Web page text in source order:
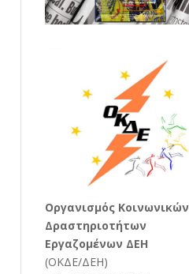
Oργανισμός Κοινωνικών
Δραστηριοτήτων
Εργαζομένων ΔΕΗ
(ΟΚΔΕ/ΔΕΗ)